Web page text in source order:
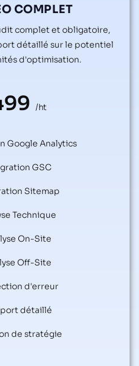
COMPLET
complet et obligatoire,
détaillé sur le potentiel
d'optimisation.
/ht
Google Analytics
GSC
Sitemap
Technique
On-Site
Off-Site
d'erreur
détaillé
de stratégie